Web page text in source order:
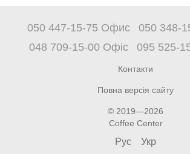
050 447-15-75 Офис
050 348-
048 709-15-00 Офіс
095 525-
Контакти
Повна версія сайту
© 2019—2026
Coffee Center
Рус Укр